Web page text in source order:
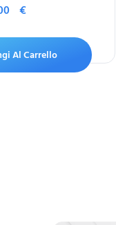
€
Al Carrello